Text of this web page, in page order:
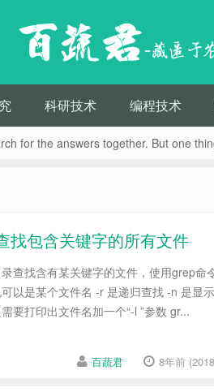
百蔬君-藏匿于
科研技术 编程技术
for the answers together. But one
找包含关键字的所有文件
查找含有某关键字的文件，使用grep
以是某个文件名 -r 是递归查找 -n 是显
要打印出文件名加一个“-l ”参数 gr...
百蔬君 8年前